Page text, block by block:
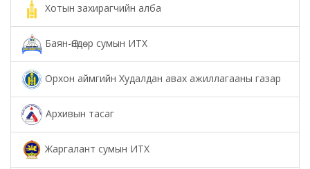
Хотын захирагчийн алба
Баян-Өндөр сумын ИТХ
Орхон аймгийн Худалдан авах ажиллагааны газар
Архивын тасаг
Жаргалант сумын ИТХ